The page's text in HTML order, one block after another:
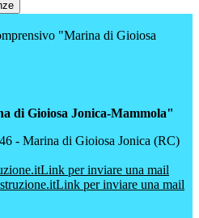
"Marina di Gioiosa
di Gioiosa Jonica-Mammola"
- Marina di Gioiosa Jonica (RC)
Link per inviare una mail
Link per inviare una mail